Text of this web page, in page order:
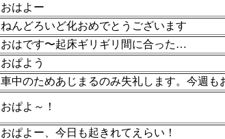
おはよー
ねんどろいど化おめでとうございます
おはです〜起床ギリギリ間に合った…
おぱよう
車中のためあじまるのみ失礼します。今週も
おぱよ～！
おぱよー、今日も起きれてえらい！